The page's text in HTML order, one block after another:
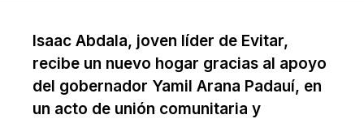
Isaac Abdala, joven líder de Evitar,
recibe un nuevo hogar gracias al apoyo
del gobernador Yamil Arana Padauí, en
un acto de unión comunitaria y